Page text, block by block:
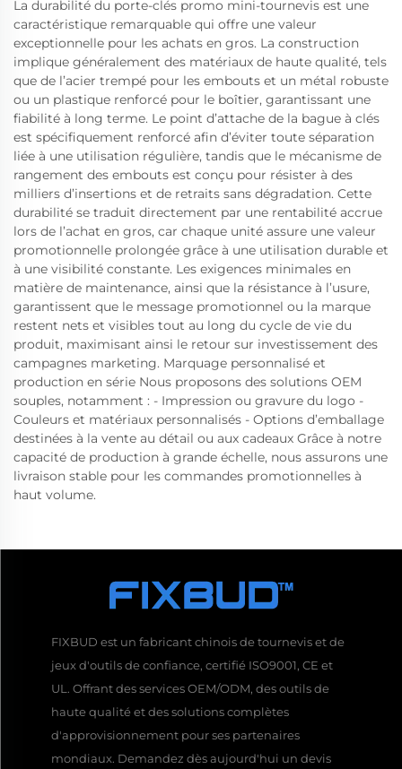
La durabilité du porte-clés promo mini-tournevis est une
caractéristique remarquable qui offre une valeur
exceptionnelle pour les achats en gros. La construction
implique généralement des matériaux de haute qualité, tels
que de l’acier trempé pour les embouts et un métal robuste
ou un plastique renforcé pour le boîtier, garantissant une
fiabilité à long terme. Le point d’attache de la bague à clés
est spécifiquement renforcé afin d’éviter toute séparation
liée à une utilisation régulière, tandis que le mécanisme de
rangement des embouts est conçu pour résister à des
milliers d’insertions et de retraits sans dégradation. Cette
durabilité se traduit directement par une rentabilité accrue
lors de l’achat en gros, car chaque unité assure une valeur
promotionnelle prolongée grâce à une utilisation durable et
à une visibilité constante. Les exigences minimales en
matière de maintenance, ainsi que la résistance à l’usure,
garantissent que le message promotionnel ou la marque
restent nets et visibles tout au long du cycle de vie du
produit, maximisant ainsi le retour sur investissement des
campagnes marketing. Marquage personnalisé et
production en série Nous proposons des solutions OEM
souples, notamment : - Impression ou gravure du logo -
Couleurs et matériaux personnalisés - Options d’emballage
destinées à la vente au détail ou aux cadeaux Grâce à notre
capacité de production à grande échelle, nous assurons une
livraison stable pour les commandes promotionnelles à
haut volume.
FIXBUD est un fabricant chinois de tournevis et de
jeux d'outils de confiance, certifié ISO9001, CE et
UL. Offrant des services OEM/ODM, des outils de
haute qualité et des solutions complètes
d'approvisionnement pour ses partenaires
mondiaux. Demandez dès aujourd'hui un devis